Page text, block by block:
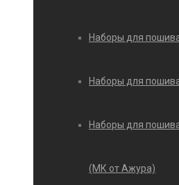
Наборы для
Наборы для
Наборы для
(МК от Ажура)